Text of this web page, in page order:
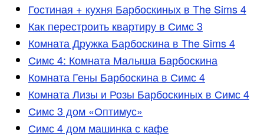
Гостиная + кухня Барбоскиных в The Sims 4
Как перестроить квартиру в Симс 3
Комната Дружка Барбоскина в The Sims 4
Симс 4: Комната Малыша Барбоскина
Комната Гены Барбоскина в Симс 4
Комната Лизы и Розы Барбоскиных в Симс 4
Симс 3 дом «Оптимус»
Симс 4 дом машинка с кафе